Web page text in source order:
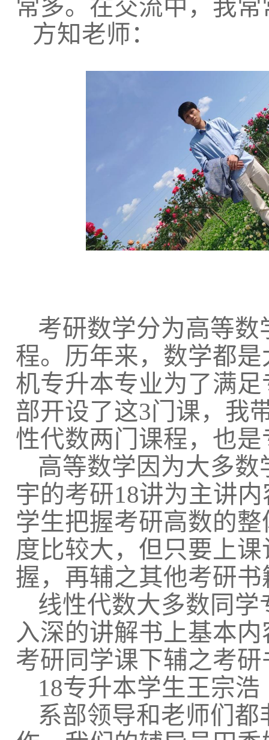
常多。在交流中，我
方知老师：
考研数学分为高等
程。历年来，数学都
机专升本专业为了满
部开设了这3门课，我
性代数两门课程，也
高等数学因为大多
宇的考研18讲为主讲
学生把握考研高数的
度比较大，但只要上
握，再辅之其他考研
线性代数大多数同
入深的讲解书上基本
考研同学课下辅之考
18专升本学生王宗浩
系部领导和老师们